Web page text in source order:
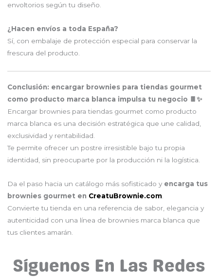
envoltorios según tu diseño.
¿Hacen envíos a toda España?
Sí, con embalaje de protección especial para conservar la
frescura del producto.
Conclusión: encargar brownies para tiendas gourmet
como producto marca blanca impulsa tu negocio 🍫✨
Encargar brownies para tiendas gourmet como producto
marca blanca es una decisión estratégica que une calidad,
exclusividad y rentabilidad.
Te permite ofrecer un postre irresistible bajo tu propia
identidad, sin preocuparte por la producción ni la logística.
Da el paso hacia un catálogo más sofisticado y encarga tus
brownies gourmet en CreatuBrownie.com.
Convierte tu tienda en una referencia de sabor, elegancia y
autenticidad con una línea de brownies marca blanca que
tus clientes amarán.
Síguenos En Las Redes